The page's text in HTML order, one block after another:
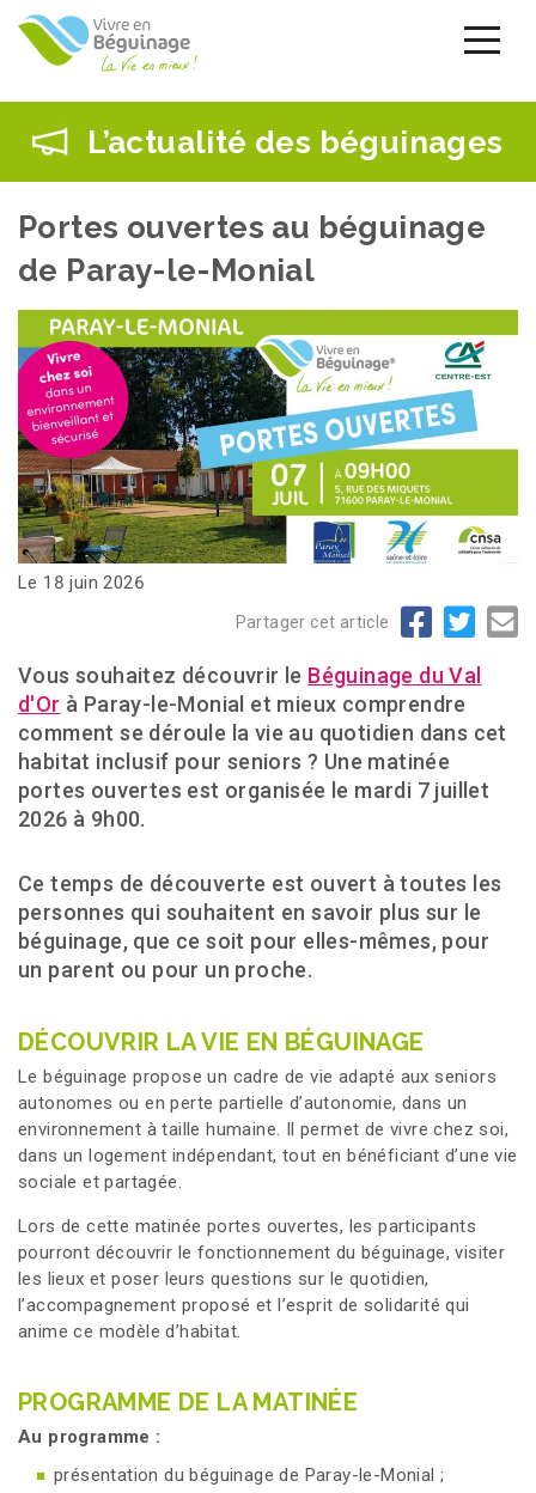
Aller
contenu
L’actualité des béguinages
Portes ouvertes au béguinage
de Paray-le-Monial
Le 18 juin 2026
Partager cet article
Vous souhaitez découvrir le Béguinage du Val
d'Or à Paray-le-Monial et mieux comprendre
comment se déroule la vie au quotidien dans cet
habitat inclusif pour seniors ? Une matinée
portes ouvertes est organisée le mardi 7 juillet
2026 à 9h00.
Ce temps de découverte est ouvert à toutes les
personnes qui souhaitent en savoir plus sur le
béguinage, que ce soit pour elles-mêmes, pour
un parent ou pour un proche.
DÉCOUVRIR LA VIE EN BÉGUINAGE
Le béguinage propose un cadre de vie adapté aux seniors
autonomes ou en perte partielle d’autonomie, dans un
environnement à taille humaine. Il permet de vivre chez soi,
dans un logement indépendant, tout en bénéficiant d’une vie
sociale et partagée.
Lors de cette matinée portes ouvertes, les participants
pourront découvrir le fonctionnement du béguinage, visiter
les lieux et poser leurs questions sur le quotidien,
l’accompagnement proposé et l’esprit de solidarité qui
anime ce modèle d’habitat.
PROGRAMME DE LA MATINÉE
Au programme :
présentation du béguinage de Paray-le-Monial ;